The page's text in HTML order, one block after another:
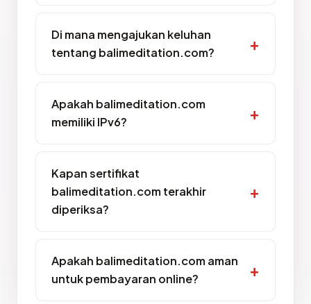
Di mana mengajukan keluhan
tentang balimeditation.com?
Apakah balimeditation.com
memiliki IPv6?
Kapan sertifikat
balimeditation.com terakhir
diperiksa?
Apakah balimeditation.com aman
untuk pembayaran online?